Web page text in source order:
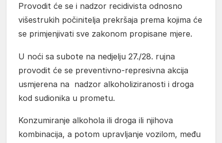
Provodit će se i nadzor recidivista odnosno
višestrukih počinitelja prekršaja prema kojima će
se primjenjivati sve zakonom propisane mjere.
U noći sa subote na nedjelju 27./28. rujna
provodit će se preventivno-represivna akcija
usmjerena na nadzor alkoholiziranosti i droga
kod sudionika u prometu.
Konzumiranje alkohola ili droga ili njihova
kombinacija, a potom upravljanje vozilom, među